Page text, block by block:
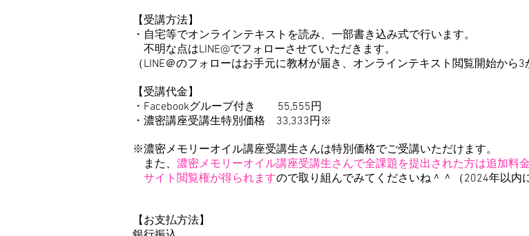
【受講方法】
・自宅等でオンラインテキストを読み、一部書き込み式で行います。
不明な点はLINE@でフォローさせていただきます。
（LINE＠のフォローはお手元に教材が届き、オンラインテキスト閲覧開始から3
【受講代金】
・Facebookグループ付き 55,555円
・濃密講座受講生特別価格 33,333円※
※濃密メモリーオイル講座受講生さんは特別価格でご受講いただけます。
また、 濃密メモリーオイル講座受講生さんで全課題を提出された方は追加料
サイト閲覧権が得られますので取り組んでみてくださいね＾＾ （2024年以内
【お支払方法】